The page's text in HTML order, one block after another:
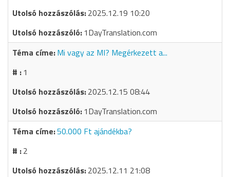
2025.12.19 10:20
1DayTranslation.com
Mi vagy az MI? Megérkezett a...
1
2025.12.15 08:44
1DayTranslation.com
50.000 Ft ajándékba?
2
2025.12.11 21:08